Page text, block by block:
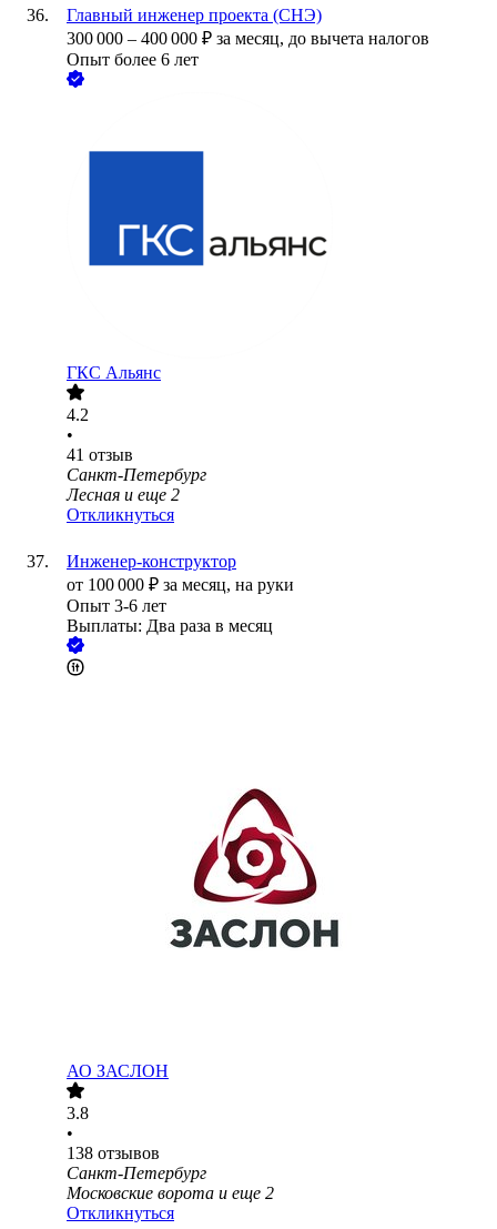
Главный инженер проекта (СНЭ)
300 000 – 400 000 ₽ за месяц, до вычета налогов
Опыт более 6 лет
ГКС Альянс
4.2
•
41 отзыв
Санкт-Петербург
Лесная и еще 2
Откликнуться
Инженер-конструктор
от 100 000 ₽ за месяц, на руки
Опыт 3-6 лет
Выплаты: Два раза в месяц
АО ЗАСЛОН
3.8
•
138 отзывов
Санкт-Петербург
Московские ворота и еще 2
Откликнуться